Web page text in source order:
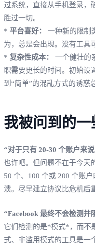
过系统，直接从手机登录，
胜过一切。
* 平台喜好：
一种新的限制
为，总是会出现。没有工具
* 复杂性成本：
一个健壮的
职需要更长的时间。初始设
到“简单”的混乱方式的诱惑
我被问到的
“对于只有 20-30 个账户来
也许吧。但问题不在于今天
50 个、100 个或 200 个账
溃。尽早建立协议比危机后
“Facebook 最终不会检测并
它们检测的是*模式*，而不
式、非滥用模式的工具是一